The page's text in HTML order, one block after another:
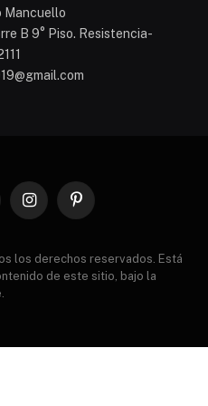
Mancuello
B 9° Piso. Resistencia-
InstagramPinterest
los derechos reservados. Está
de este sitio, bajo la